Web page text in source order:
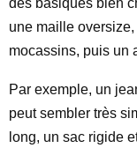
des basiques bien
une maille
mocassins, puis un
Par exemple, un
peut sembler très
long, un sac rigide